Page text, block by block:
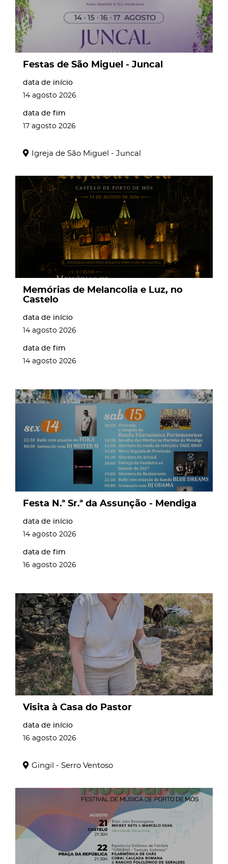
Festas de São Miguel - Juncal
data de início
14 agosto 2026
data de fim
17 agosto 2026
Igreja de São Miguel - Juncal
page
Memórias de Melancolia e Luz, no
Castelo
data de início
14 agosto 2026
data de fim
14 agosto 2026
page
Festa N.ª Sr.ª da Assunção - Mendiga
data de início
14 agosto 2026
data de fim
16 agosto 2026
page
Visita à Casa do Pastor
data de início
16 agosto 2026
Gingil - Serro Ventoso